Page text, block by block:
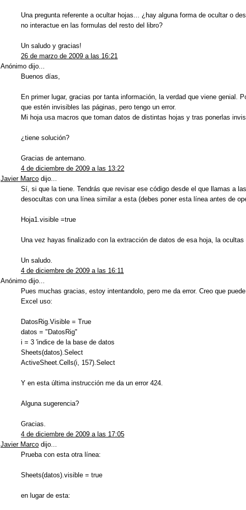
Una pregunta referente a ocultar hojas... ¿hay alguna forma de ocultar o
no interactue en las formulas del resto del libro?
Un saludo y gracias!
26 de marzo de 2009 a las 16:21
Anónimo dijo...
Buenos días,
En primer lugar, gracias por tanta información, la verdad que viene genial.
que estén invisibles las páginas, pero tengo un error.
Mi hoja usa macros que toman datos de distintas hojas y tras ponerlas
¿tiene solución?
Gracias de antemano.
4 de diciembre de 2009 a las 13:22
Javier Marco dijo...
Sí, si que la tiene. Tendrás que revisar ese código desde el que llamas a
desocultas con una línea similar a esta (debes poner esta línea antes de
Hoja1.visible =true
Una vez hayas finalizado con la extracción de datos de esa hoja, la ocultas
Un saludo.
4 de diciembre de 2009 a las 16:11
Anónimo dijo...
Pues muchas gracias, estoy intentandolo, pero me da error. Creo que
Excel uso:
DatosRig.Visible = True
datos = "DatosRig"
i = 3 'indice de la base de datos
Sheets(datos).Select
ActiveSheet.Cells(i, 157).Select
Y en esta última instrucción me da un error 424.
Alguna sugerencia?
Gracias.
4 de diciembre de 2009 a las 17:05
Javier Marco dijo...
Prueba con esta otra línea:
Sheets(datos).visible = true
en lugar de esta: